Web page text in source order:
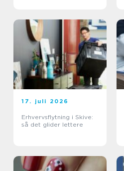
17. juli 2026
Erhvervsflytning i Skive:
så det glider lettere